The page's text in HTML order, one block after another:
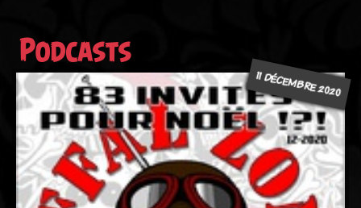
Podcasts
11 DÉCEMBRE 2020